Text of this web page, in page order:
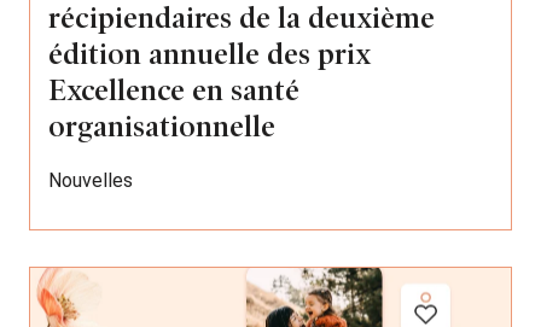
récipiendaires de la deuxième
édition annuelle des prix
Excellence en santé
organisationnelle
Nouvelles